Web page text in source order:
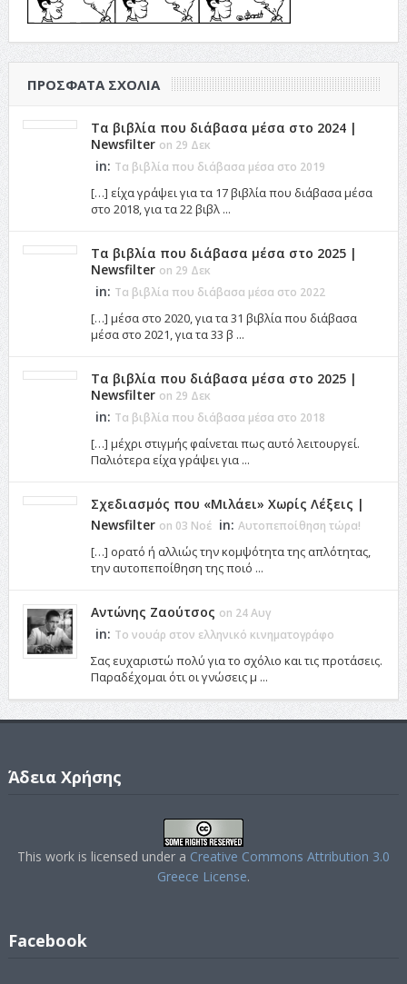
ΠΡΌΣΦΑΤΑ ΣΧΌΛΙΑ
Τα βιβλία που διάβασα μέσα στο 2024 |
Newsfilter on 29 Δεκ
in: Τα βιβλία που διάβασα μέσα στο 2019
[…] είχα γράψει για τα 17 βιβλία που διάβασα μέσα
στο 2018, για τα 22 βιβλ ...
Τα βιβλία που διάβασα μέσα στο 2025 |
Newsfilter on 29 Δεκ
in: Τα βιβλία που διάβασα μέσα στο 2022
[…] μέσα στο 2020, για τα 31 βιβλία που διάβασα
μέσα στο 2021, για τα 33 β ...
Τα βιβλία που διάβασα μέσα στο 2025 |
Newsfilter on 29 Δεκ
in: Τα βιβλία που διάβασα μέσα στο 2018
[…] μέχρι στιγμής φαίνεται πως αυτό λειτουργεί.
Παλιότερα είχα γράψει για ...
Σχεδιασμός που «Μιλάει» Χωρίς Λέξεις |
Newsfilter on 03 Νοέ in: Αυτοπεποίθηση τώρα!
[…] ορατό ή αλλιώς την κομψότητα της απλότητας,
την αυτοπεποίθηση της ποιό ...
Αντώνης Ζαούτσος on 24 Αυγ
in: Το νουάρ στον ελληνικό κινηματογράφο
Σας ευχαριστώ πολύ για το σχόλιο και τις προτάσεις.
Παραδέχομαι ότι οι γνώσεις μ ...
Άδεια Χρήσης
This work is licensed under a Creative Commons Attribution 3.0
Greece License.
Facebook